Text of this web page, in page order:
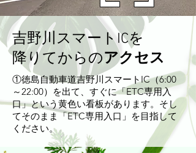
​吉野川スマートICを
降りてからのアクセス
​①徳島自動車道吉野川スマートIC（6:00
～22:00）を出て、すぐに「ETC専用入
口」という黄色い看板があります。そし
てそのまま「ETC専用入口」を目指して
ください。